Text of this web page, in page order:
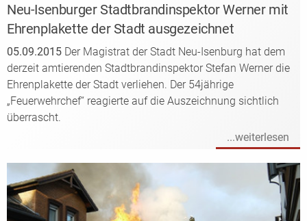
Neu-Isenburger Stadtbrandinspektor Werner mit
Ehrenplakette der Stadt ausgezeichnet
05.09.2015 Der Magistrat der Stadt Neu-Isenburg hat dem
derzeit amtierenden Stadtbrandinspektor Stefan Werner die
Ehrenplakette der Stadt verliehen. Der 54jährige
„Feuerwehrchef“ reagierte auf die Auszeichnung sichtlich
überrascht.
...weiterlesen